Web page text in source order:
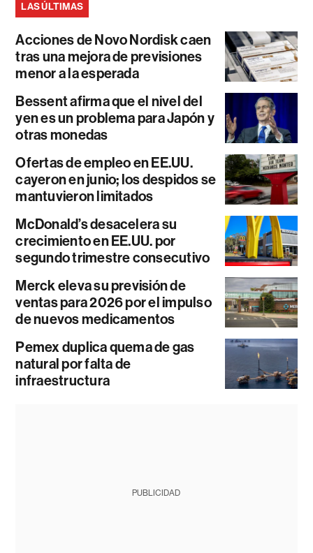
LAS ÚLTIMAS
Acciones de Novo Nordisk caen
tras una mejora de previsiones
menor a la esperada
Bessent afirma que el nivel del
yen es un problema para Japón y
otras monedas
Ofertas de empleo en EE.UU.
cayeron en junio; los despidos se
mantuvieron limitados
McDonald’s desacelera su
crecimiento en EE.UU. por
segundo trimestre consecutivo
Merck eleva su previsión de
ventas para 2026 por el impulso
de nuevos medicamentos
Pemex duplica quema de gas
natural por falta de
infraestructura
PUBLICIDAD